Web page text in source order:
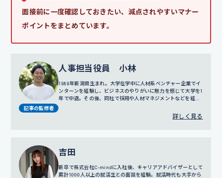
面接前に一度確認しておきたい、減点されやすいマナー
ポイントをまとめています。
記事の監修者
人事担当役員 小林
1989年新潟県生まれ。大学在学中に人材系ベンチャー企業でイ
ンターンを経験し、ビジネスのやりがいに魅力を感じて大学を1
年で中退。その後、同社で採用や人材マネジメントなどを経験
ールセンター事業の責任者を務めたのち、2016年に人事部の立
ち上げ、2018年にはリクルートスーツの無料レンタルサービス
詳しく見る
吉田
新卒で株式会社C-mindに入社後、キャリアアドバイザーとして
累計1000人以上の就活生との面談を経験。就活時代も大手から